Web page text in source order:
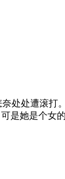
处处遭滚
可是她是